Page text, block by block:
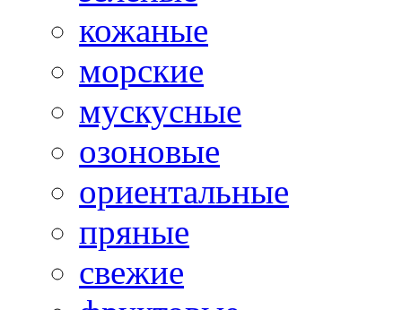
кожаные
морские
мускусные
озоновые
ориентальные
пряные
свежие